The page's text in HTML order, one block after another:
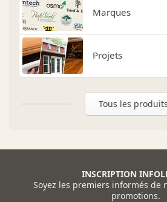
Marques
Projets
Tous les
INSCRIPTION
Soyez les premiers informés de
promotions.